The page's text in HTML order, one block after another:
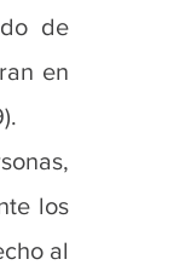
de
en
los
al